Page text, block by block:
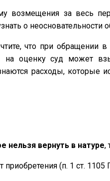
возмещения за весь
о неосновательности
что при обращении
оценку суд может
расходы, которые
нельзя вернуть в натуре,
(п. 1 ст. 1105